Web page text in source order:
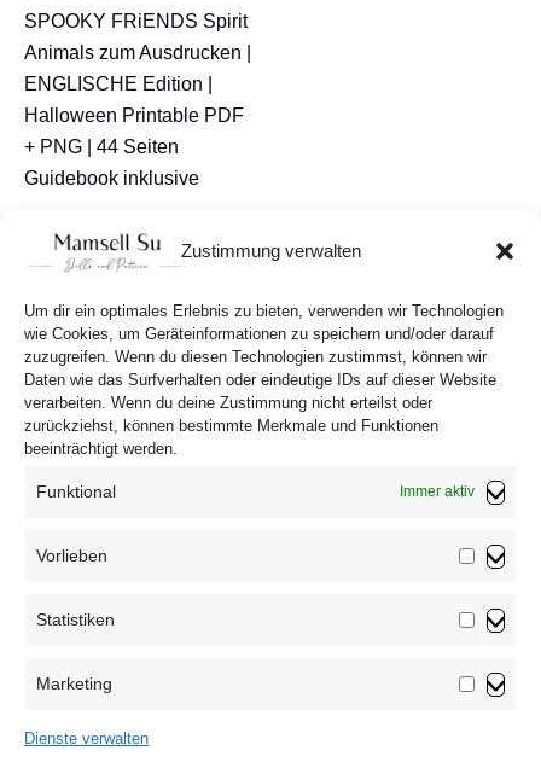
Zustimmung verwalten
Um dir ein optimales Erlebnis zu bieten, verwenden wir Technologien
wie Cookies, um Geräteinformationen zu speichern und/oder darauf
zuzugreifen. Wenn du diesen Technologien zustimmst, können wir
Daten wie das Surfverhalten oder eindeutige IDs auf dieser Website
verarbeiten. Wenn du deine Zustimmung nicht erteilst oder
zurückziehst, können bestimmte Merkmale und Funktionen
beeinträchtigt werden.
Funktional Immer aktiv
Vorlieben
Statistiken
Marketing
Dienste verwalten
SPOOKY FRiENDS Spirit
Animals zum Ausdrucken |
ENGLISCHE Edition |
Halloween Printable PDF
+ PNG | 44 Seiten
Guidebook inklusive
Preis
war:
Preis
ist:
In den Warenkorb